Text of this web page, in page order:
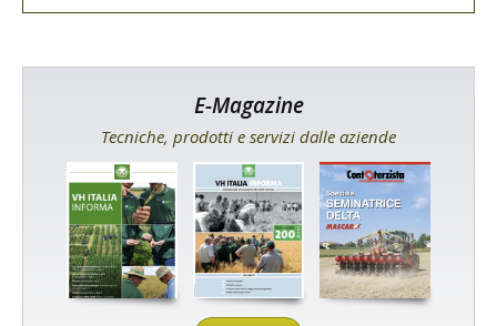
E-Magazine
Tecniche, prodotti e servizi dalle aziende